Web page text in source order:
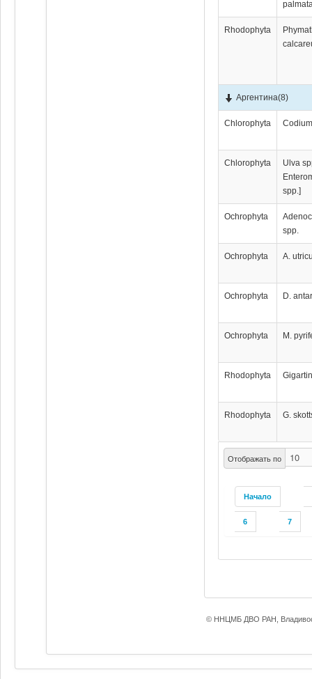
Отображать по
Начало
6 7
Rhodophyta
Аргентина(8)
Chlorophyta
Chlorophyta
Ulva
spp.]
Ochrophyta
spp.
Ochrophyta A.
Ochrophyta D.
Ochrophyta M.
Rhodophyta
Rhodophyta G.
© ННЦМБ ДВО РАН,